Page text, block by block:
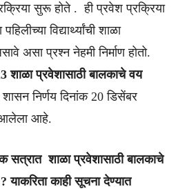
सुरू होते . ही प्रवेश प्रक्रिया
विद्यार्थ्यांची शाळा
असा प्रश्न नेहमी निर्माण होतो.
शाळा प्रवेशासाठी बालकाचे वय
शासन निर्णय दिनांक 20 डिसेंबर
आलेला आहे.
सत्रात शाळा प्रवेशासाठी बालकाचे
याकरिता काही सूचना देण्यात